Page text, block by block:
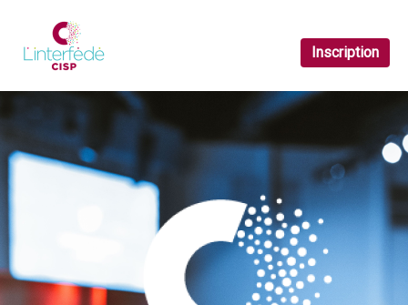
Inscription